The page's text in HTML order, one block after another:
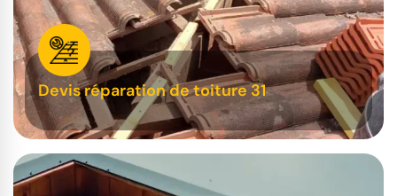
Devis réparation de toiture 31